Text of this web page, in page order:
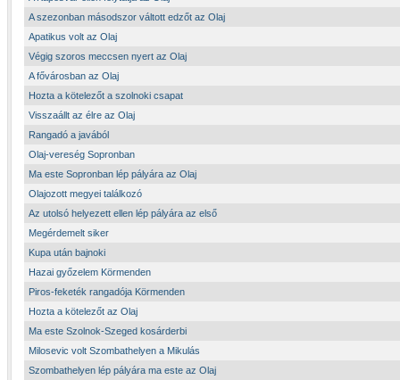
A szezonban másodszor váltott edzőt az Olaj
Apatikus volt az Olaj
Végig szoros meccsen nyert az Olaj
A fővárosban az Olaj
Hozta a kötelezőt a szolnoki csapat
Visszaállt az élre az Olaj
Rangadó a javából
Olaj-vereség Sopronban
Ma este Sopronban lép pályára az Olaj
Olajozott megyei találkozó
Az utolsó helyezett ellen lép pályára az első
Megérdemelt siker
Kupa után bajnoki
Hazai győzelem Körmenden
Piros-feketék rangadója Körmenden
Hozta a kötelezőt az Olaj
Ma este Szolnok-Szeged kosárderbi
Milosevic volt Szombathelyen a Mikulás
Szombathelyen lép pályára ma este az Olaj